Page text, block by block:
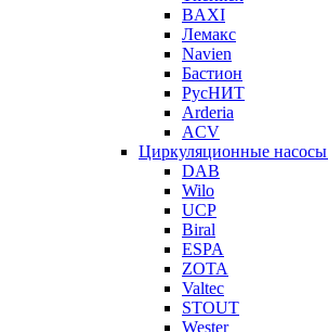
BAXI
Лемакс
Navien
Бастион
РусНИТ
Arderia
ACV
Циркуляционные насосы
DAB
Wilo
UCP
Biral
ESPA
ZOTA
Valtec
STOUT
Wester